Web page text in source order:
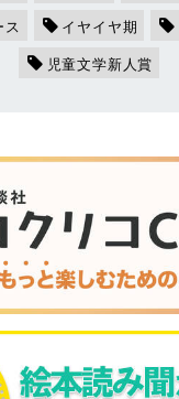
イヤイヤ期
児童文学新人賞